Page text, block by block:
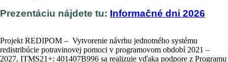
Prezentáciu nájdete tu: Informačné dni 2026
Projekt REDIPOM – Vytvorenie návrhu jednotného systému
redistribúcie potravinovej pomoci v programovom období 2021 –
2027, ITMS21+: 401407B996 sa realizuje vďaka podpore z Programu